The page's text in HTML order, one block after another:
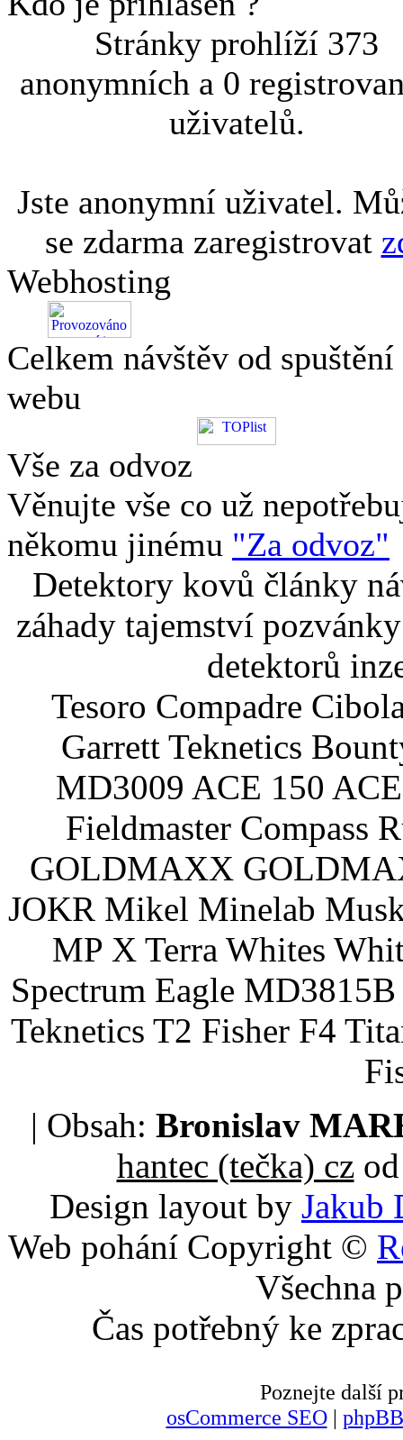
Stránky prohlíží 373
anonymních a 0
uživatelů.
Jste anonymní uživatel.
se zdarma zaregistrovat
Webhosting
Celkem návštěv od spuštění
webu
Vše za odvoz
Věnujte vše co už
někomu jinému "Za odvoz"
Detektory kovů články
záhady tajemství
detektorů
Tesoro Compadre
Garrett Teknetics
MD3009 ACE 150
Fieldmaster Compass
GOLDMAXX
JOKR Mikel Minelab
MP X Terra Whites
Spectrum Eagle
Teknetics T2 Fisher F4
| Obsah: Bronislav
hantec (tečka) czod
Design layout by Jakub
Web pohání Copyright ©
Všechna
Čas potřebný ke
Poznejte další
osCommerce SEO|